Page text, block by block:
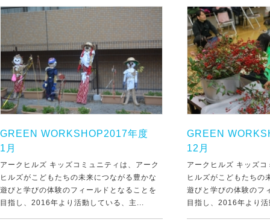
GREEN WORKSHOP2017年度
1月
アークヒルズ キッズコミュニティは、アーク
ヒルズがこどもたちの未来につながる豊かな
遊びと学びの体験のフィールドとなることを
目指し、2016年より活動している、主...
GREEN
12月
アークヒルズ キッズ
ヒルズがこどもたちの
遊びと学びの体験のフ
目指し、2016年より